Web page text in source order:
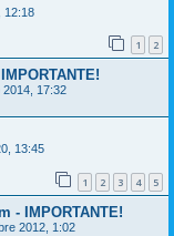
12:18
1 2
2014, 17:32
13:45
1 2 3 4 5
- IMPORTANTE!
2012, 1:02